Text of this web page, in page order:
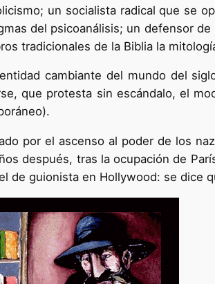
un socialista radical que se
del psicoanálisis; un defensor
tradicionales de la Biblia la
cambiante del mundo del
que protesta sin escándalo, el
por el ascenso al poder de los
después, tras la ocupación de
de guionista en Hollywood: se dice